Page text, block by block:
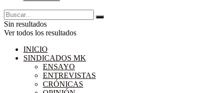
Sin resultados
Ver todos los resultados
INICIO
SINDICADOS MK
ENSAYO
ENTREVISTAS
CRÓNICAS